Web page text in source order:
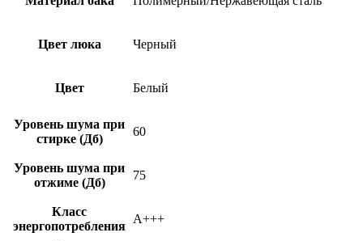
Цвет люка Черный
Цвет Белый
Уровень шума при
стирке (Дб)
60
Уровень шума при
отжиме (Дб)
75
Класс
энергопотребления
A+++